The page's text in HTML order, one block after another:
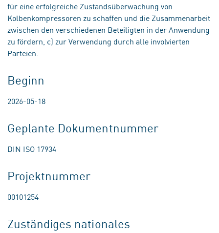
für eine erfolgreiche Zustandsüberwachung von
Kolbenkompressoren zu schaffen und die Zusammenarbeit
zwischen den verschiedenen Beteiligten in der Anwendung
zu fördern, c) zur Verwendung durch alle involvierten
Parteien.
Beginn
2026-05-18
Geplante Dokumentnummer
DIN ISO 17934
Projektnummer
00101254
Zuständiges nationales